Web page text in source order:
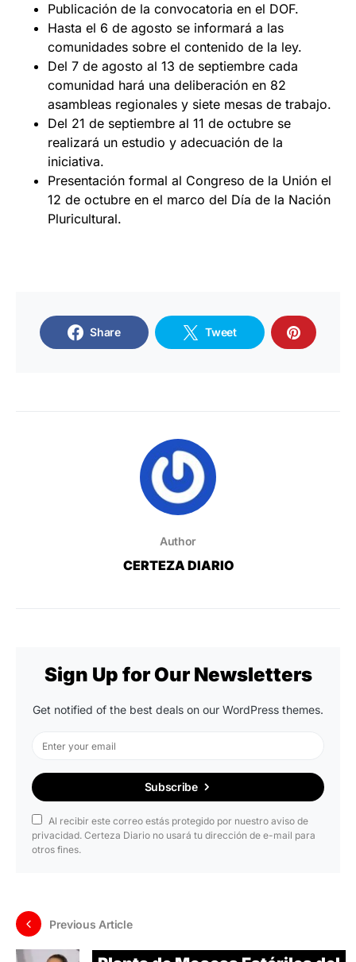
Publicación de la convocatoria en el DOF.
Hasta el 6 de agosto se informará a las
comunidades sobre el contenido de la ley.
Del 7 de agosto al 13 de septiembre cada
comunidad hará una deliberación en 82
asambleas regionales y siete mesas de trabajo.
Del 21 de septiembre al 11 de octubre se
realizará un estudio y adecuación de la
iniciativa.
Presentación formal al Congreso de la Unión el
12 de octubre en el marco del Día de la Nación
Pluricultural.
Share Tweet
Author
CERTEZA DIARIO
Sign Up for Our Newsletters
Get notified of the best deals on our WordPress themes.
Subscribe
Al recibir este correo estás protegido por nuestro aviso de
privacidad. Certeza Diario no usará tu dirección de e-mail para
otros fines.
Previous Article